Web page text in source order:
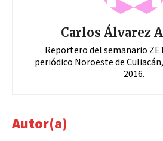
Carlos Álvarez
Reportero del semanario
periódico Noroeste de
2016.
Autor(a)